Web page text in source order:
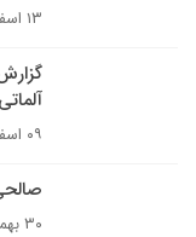
۱۳ اسفند ۱۳۹۱
آلماتی
۰۹ اسفند ۱۳۹۱
۳۰ بهمن ۱۳۹۱